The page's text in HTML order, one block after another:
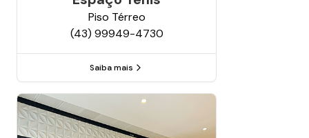
Piso Térreo
(43) 99949-4730
Saiba mais